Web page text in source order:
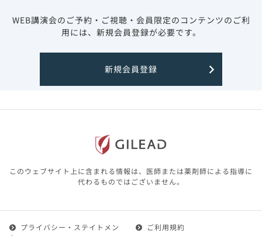
WEB講演会のご予約・ご視聴・会員限定のコンテンツのご利
用には、新規会員登録が必要です。
新規会員登録
このウェブサイト上に含まれる情報は、医師または薬剤師による指導に
代わるものではございません。
プライバシー・ステイトメン
ご利用規約